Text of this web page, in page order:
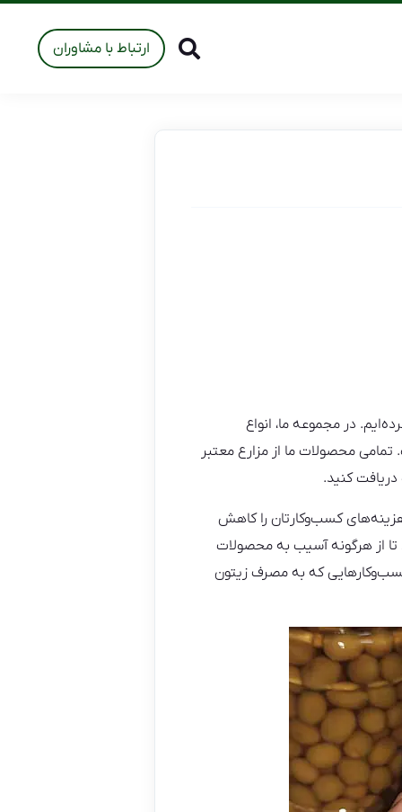
ارتباط با مشاوران
در مجموعه ما، انواع
محصولات ما از مزارع معتبر
دریافت کنید.
کسب‌وکارتان را کاهش
از هرگونه آسیب به محصولات
که به مصرف زیتون